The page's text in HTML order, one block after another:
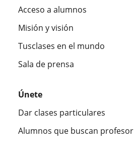
Acceso a alumnos
Misión y visión
Tusclases en el mundo
Sala de prensa
Únete
Dar clases particulares
Alumnos que buscan profesor